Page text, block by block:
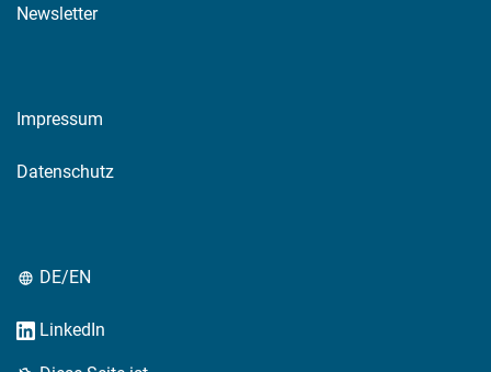
Newsletter
Impressum
Datenschutz
DE/EN
LinkedIn